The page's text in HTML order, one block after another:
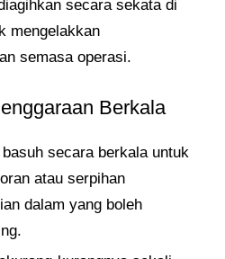
secara sekata di
mengelakkan
semasa operasi.
Berkala
secara berkala untuk
atau serpihan
dalam yang boleh